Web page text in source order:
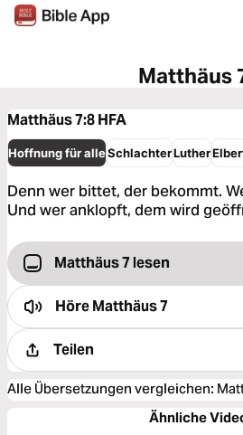
Matthäus
Matthäus 7:8HFA
Hoffnung für alleSchlachterLuther
Denn wer bittet, der bekommt.
Und wer anklopft, dem wird
Matthäus 7 lesen
HöreMatthäus 7
Teilen
Alle Übersetzungen vergleichen:
Ähnliche